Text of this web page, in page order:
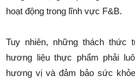
hoạt động trong lĩnh vực F&B.
Tuy nhiên, những thách
hương liệu thực phẩm phải
hương vị và đảm bảo sức